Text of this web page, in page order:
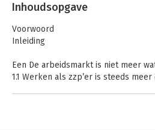
Inhoudsopgave
Voorwoord
Inleiding
Een De arbeidsmarkt is niet meer
1.1 Werken als zzp’er is steeds